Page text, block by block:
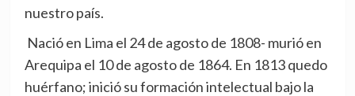
nuestro país.
Nació en Lima el 24 de agosto de 1808- murió en
Arequipa el 10 de agosto de 1864. En 1813 quedo
huérfano; inició su formación intelectual bajo la